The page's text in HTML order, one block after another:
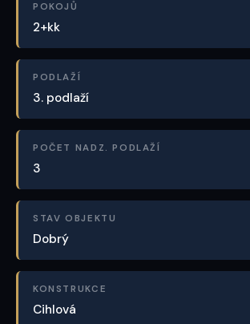
POKOJŮ
2+kk
PODLAŽÍ
3. podlaží
POČET NADZ. PODLAŽÍ
3
STAV OBJEKTU
Dobrý
KONSTRUKCE
Cihlová